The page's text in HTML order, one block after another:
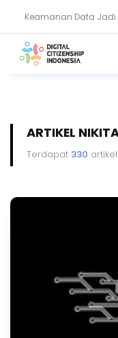
Keamanan Data Jadi
Akun WhatsApp
ARTIKEL
Terdapat 330